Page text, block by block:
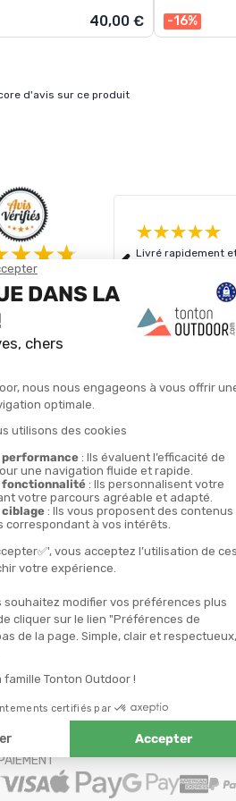
40,00 € -16%
d'avis sur ce produit
4.8/5
des 12 derniers mois
tous les avis
Livré rapidement
PAIEMENT SÉCURISÉ LIVRAISON
UN MAGASIN
NOUS
LES + DE TONTON
Les codes promos
NOS PARTENAIRES